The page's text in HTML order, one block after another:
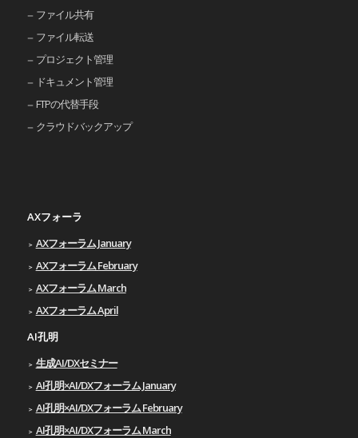
ファイル共有
ファイル転送
プロジェクト管理
ドキュメント管理
FTPの代替手段
クラウドバックアップ
AXフォーラ
AXフォーラム January
AXフォーラム February
AXフォーラム March
AXフォーラム April
AI孔明
生成AI/DXセミナー
AI孔明×AI/DXフォーラム January
AI孔明×AI/DXフォーラム February
AI孔明×AI/DXフォーラム March